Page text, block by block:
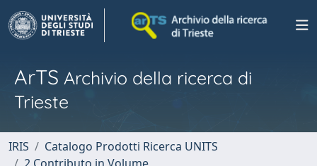
ArTS Archivio della ricerca di
Trieste
IRIS
Catalogo Prodotti Ricerca UNITS